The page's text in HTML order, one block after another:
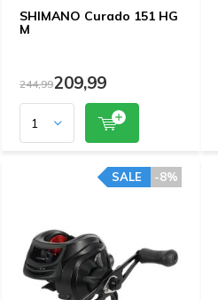
SHIMANO Curado 151 HG
M
244,99209,99
-8%
SALE